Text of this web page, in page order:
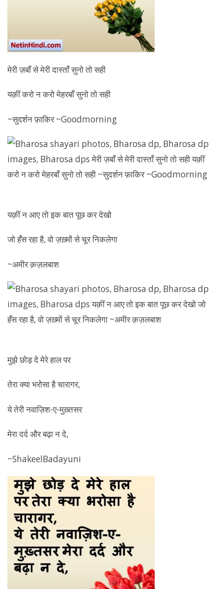
मेरी ज़बाँ से मेरी दास्ताँ सुनो तो सही
यक़ीं करो न करो मेहरबाँ सुनो तो सही
~सुदर्शन फ़ाकिर ~Goodmorning
यक़ीं न आए तो इक बात पूछ कर देखो
जो हँस रहा है, वो ज़ख़्मों से चूर निकलेगा
~अमीर क़ज़लबाश
मुझे छोड़ दे मेरे हाल पर
तेरा क्या भरोसा है चारागर,
ये तेरी नवाज़िश-ए-मुख़्तसर
मेरा दर्द और बढ़ा न दे,
~ShakeelBadayuni